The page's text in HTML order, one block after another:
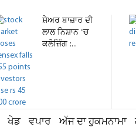
ਸ਼ੇਅਰ ਬਾਜ਼ਾਰ ਦੀ
ਲਾਲ ਨਿਸ਼ਾਨ 'ਚ
ਕਲੋਜ਼ਿੰਗ :...
ਖੇਡ ਵਪਾਰ ਅੱਜ ਦਾ ਹੁਕਮਨਾਮਾ